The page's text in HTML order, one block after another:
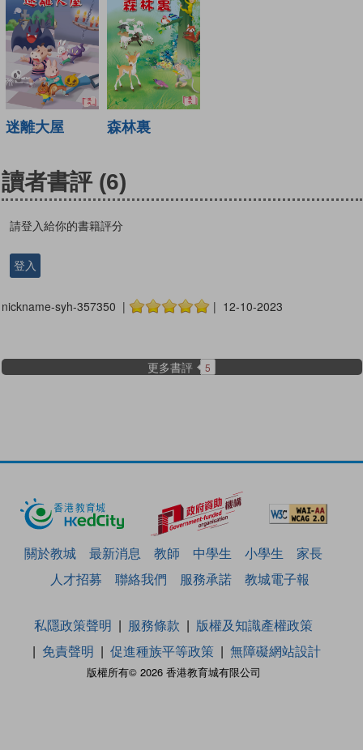
迷離大屋 森林裏
讀者書評 (6)
請登入給你的書籍評分
登入
nickname-syh-357350 | | 12-10-2023
更多書評 5
關於教城 最新消息 教師 中學生 小學生
家長
人才招募
聯絡我們 服務承諾 教城電子報
版權所有© 2026 香港教育城有限公司
私隱政策聲明 服務條款
版權及知識產權政策
免責聲明
促進種族平等政策 無障礙網站設計